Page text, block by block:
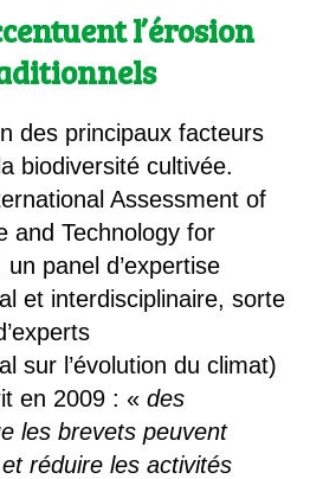
l’érosion
des principaux facteurs
biodiversité cultivée.
Assessment of
and Technology for
un panel d’expertise
et interdisciplinaire, sorte
sur l’évolution du climat)
en 2009 : « des
les brevets peuvent
réduire les activités